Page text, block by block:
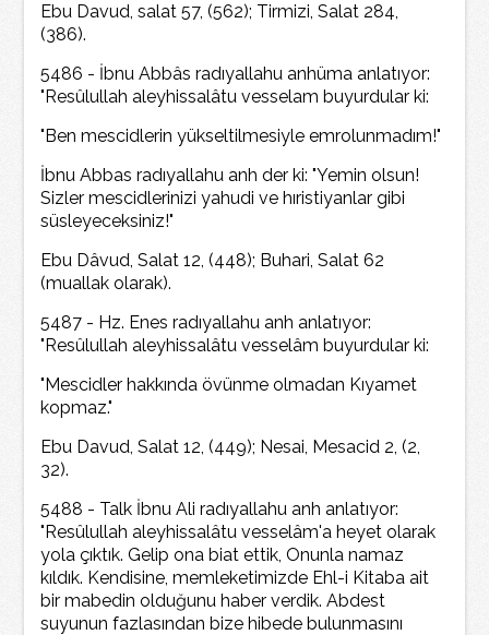
Ebu Davud, salat 57, (562); Tirmizi, Salat 284,
(386).
5486 - İbnu Abbâs radıyallahu anhüma anlatıyor:
"Resûlullah aleyhissalâtu vesselam buyurdular ki:
"Ben mescidlerin yükseltilmesiyle emrolunmadım!"
İbnu Abbas radıyallahu anh der ki: "Yemin olsun!
Sizler mescidlerinizi yahudi ve hıristiyanlar gibi
süsleyeceksiniz!"
Ebu Dâvud, Salat 12, (448); Buhari, Salat 62
(muallak olarak).
5487 - Hz. Enes radıyallahu anh anlatıyor:
"Resûlullah aleyhissalâtu vesselâm buyurdular ki:
"Mescidler hakkında övünme olmadan Kıyamet
kopmaz."
Ebu Davud, Salat 12, (449); Nesai, Mesacid 2, (2,
32).
5488 - Talk İbnu Ali radıyallahu anh anlatıyor:
"Resûlullah aleyhissalâtu vesselâm'a heyet olarak
yola çıktık. Gelip ona biat ettik, Onunla namaz
kıldık. Kendisine, memleketimizde Ehl-i Kitaba ait
bir mabedin olduğunu haber verdik. Abdest
suyunun fazlasından bize hibede bulunmasını